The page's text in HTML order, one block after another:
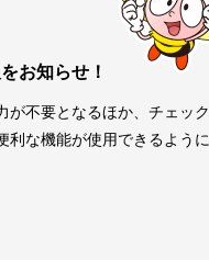
お知らせ！
が不要となるほか、チェッ
利な機能が使用できるよう